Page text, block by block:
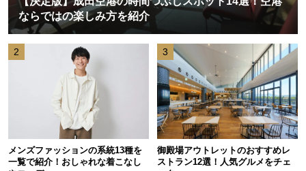
ならではの楽しみ方を紹介
2
メンズファッションの系統13種を
一覧で紹介！おしゃれな着こなし
3
御殿場アウトレットのおすすめレ
ストラン12選！人気グルメをチェ